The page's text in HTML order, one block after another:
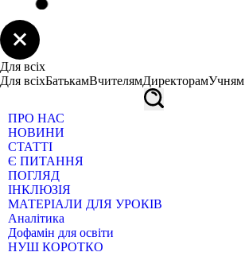
Для всіх
Для всіхБатькамВчителямДиректорамУчням
ПРО НАС
НОВИНИ
СТАТТІ
Є ПИТАННЯ
ПОГЛЯД
ІНКЛЮЗІЯ
МАТЕРІАЛИ ДЛЯ УРОКІВ
Аналітика
Дофамін для освіти
НУШ КОРОТКО